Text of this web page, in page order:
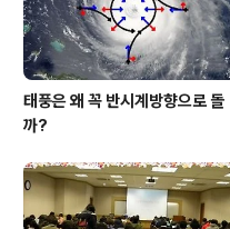
태풍은 왜 꼭 반시계방향으로 돌
까?